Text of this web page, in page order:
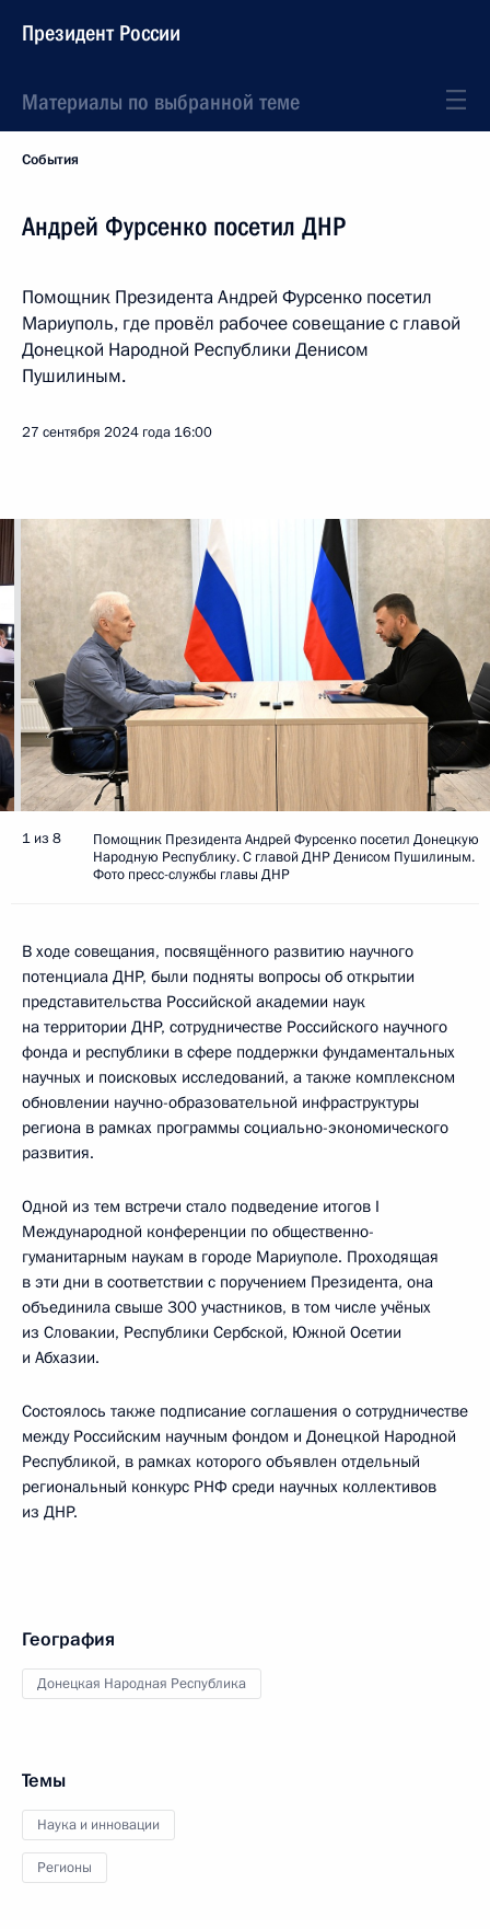
Президент России
Материалы по выбранной теме
События
Андрей Фурсенко посетил ДНР
Помощник Президента Андрей Фурсенко посетил
Мариуполь, где провёл рабочее совещание с главой
Донецкой Народной Республики Денисом
Пушилиным.
27 сентября 2024 года 16:00
1 из 8
Помощник Президента Андрей Фурсенко посетил Донецкую
Народную Республику. С главой ДНР Денисом Пушилиным.
Фото пресс-службы главы ДНР
В ходе совещания, посвящённого развитию научного
потенциала ДНР, были подняты вопросы об открытии
представительства Российской академии наук
на территории ДНР, сотрудничестве Российского научного
фонда и республики в сфере поддержки фундаментальных
научных и поисковых исследований, а также комплексном
обновлении научно-образовательной инфраструктуры
региона в рамках программы социально-экономического
развития.
Одной из тем встречи стало подведение итогов I
Международной конференции по общественно-
гуманитарным наукам в городе Мариуполе. Проходящая
в эти дни в соответствии с поручением Президента, она
объединила свыше 300 участников, в том числе учёных
из Словакии, Республики Сербской, Южной Осетии
и Абхазии.
Состоялось также подписание соглашения о сотрудничестве
между Российским научным фондом и Донецкой Народной
Республикой, в рамках которого объявлен отдельный
региональный конкурс РНФ среди научных коллективов
из ДНР.
География
Донецкая Народная Республика
Темы
Наука и инновации
Регионы